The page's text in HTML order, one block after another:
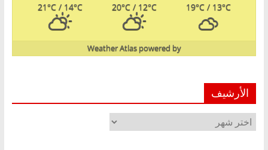
19°C/ 13°C
20°C / 12°C
21°C / 14°C
powered by
Weather Atlas
الأرشيف
الأرشيف